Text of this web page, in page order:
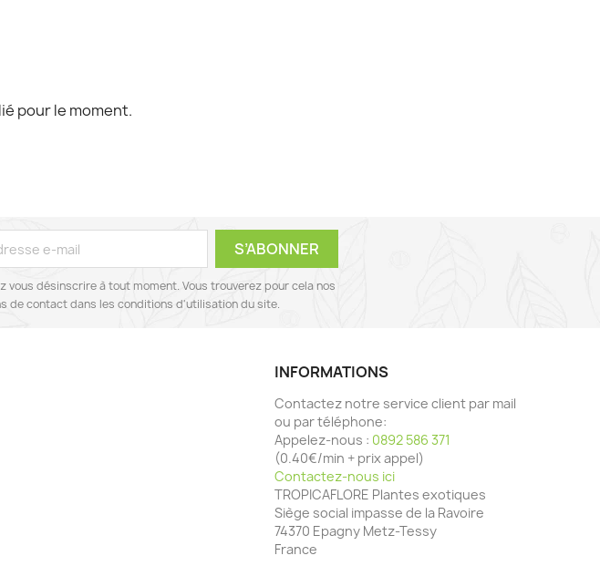
pour le moment.
vous désinscrire à tout moment. Vous trouverez pour cela nos
de contact dans les conditions d'utilisation du site.
INFORMATIONS
Contactez notre service client par mail
ou par téléphone:
Appelez-nous : 0892 586 371
(0.40€/min + prix appel)
Contactez-nous ici
TROPICAFLORE Plantes exotiques
Siège social impasse de la Ravoire
74370 Epagny Metz-Tessy
France